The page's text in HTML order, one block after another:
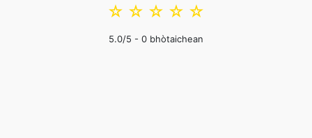
☆
☆
☆
☆
☆
5.0/5 - 0 bhòtaichean